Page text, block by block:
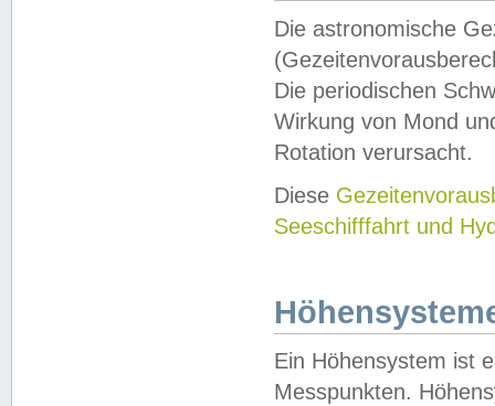
Die astronomische
Die periodischen
Wirkung von Mond
Rotation verursacht.
Diese
Seeschifffahrt und
Ein Höhensystem ist
Messpunkten.